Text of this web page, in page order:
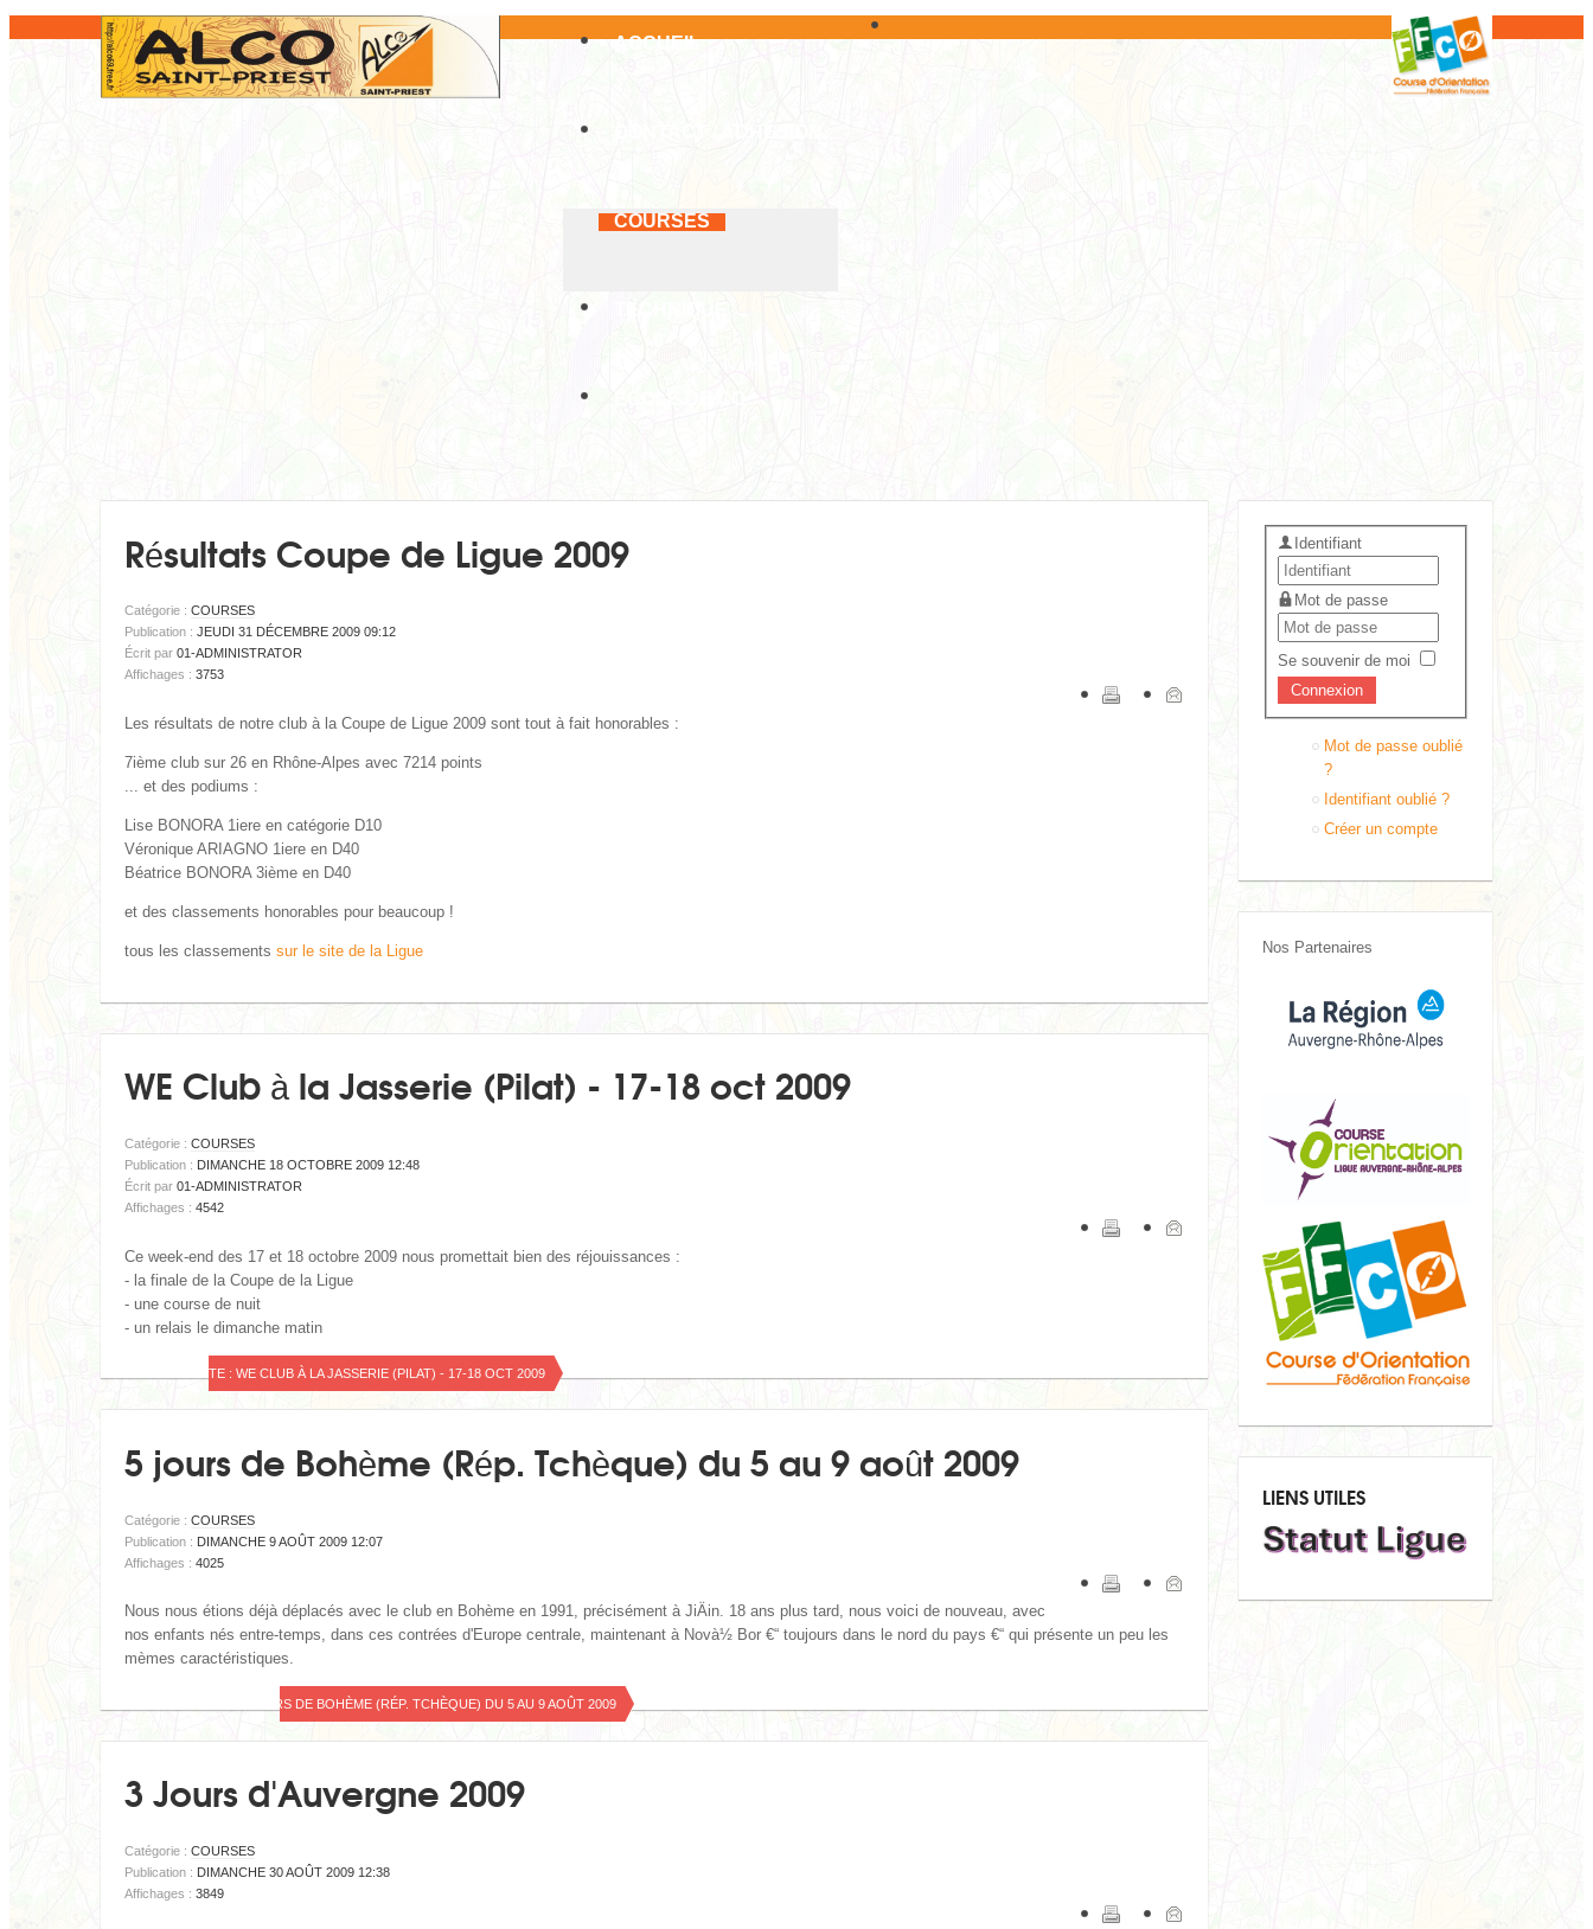
ACCUEIL
COURSES
Résultats Coupe de Ligue 2009
Catégorie : COURSES
Publication : JEUDI 31 DÉCEMBRE 2009 09:12
Écrit par 01-ADMINISTRATOR
Affichages : 3753
Les résultats de notre club à la Coupe de Ligue 2009 sont tout à fait honorables :
7ième club sur 26 en Rhône-Alpes avec 7214 points
... et des podiums :
Lise BONORA 1iere en catégorie D10
Véronique ARIAGNO 1iere en D40
Béatrice BONORA 3ième en D40
et des classements honorables pour beaucoup !
tous les classements sur le site de la Ligue
WE Club à la Jasserie (Pilat) - 17-18 oct 2009
Catégorie : COURSES
Publication : DIMANCHE 18 OCTOBRE 2009 12:48
Écrit par 01-ADMINISTRATOR
Affichages : 4542
Ce week-end des 17 et 18 octobre 2009 nous promettait bien des réjouissances :
- la finale de la Coupe de la Ligue
- une course de nuit
- un relais le dimanche matin
LIRE LA SUITE : WE CLUB À LA JASSERIE (PILAT) - 17-18 OCT 2009
5 jours de Bohème (Rép. Tchèque) du 5 au 9 août 2009
Catégorie : COURSES
Publication : DIMANCHE 9 AOÛT 2009 12:07
Affichages : 4025
Nous nous étions déjà déplacés avec le club en Bohème en 1991, précisément à JiÄin. 18 ans plus tard, nous voici de nouveau, avec
nos enfants nés entre-temps, dans ces contrées d'Europe centrale, maintenant à Novà½ Bor €“ toujours dans le nord du pays €“ qui présente un peu les
mèmes caractéristiques.
LIRE LA SUITE : 5 JOURS DE BOHÈME (RÉP. TCHÈQUE) DU 5 AU 9 AOÛT 2009
3 Jours d'Auvergne 2009
Catégorie : COURSES
Publication : DIMANCHE 30 AOÛT 2009 12:38
Affichages : 3849
Identifiant
Mot de passe
Se souvenir de moi
Mot de passe oublié
?
Identifiant oublié ?
Créer un compte
Nos Partenaires
LIENS UTILES